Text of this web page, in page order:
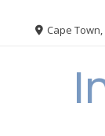
Cape